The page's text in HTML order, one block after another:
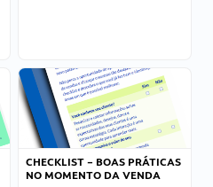
CHECKLIST – BOAS PRÁTICAS
NO MOMENTO DA VENDA